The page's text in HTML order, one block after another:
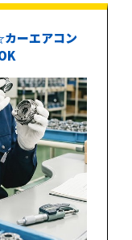
ーエアコン